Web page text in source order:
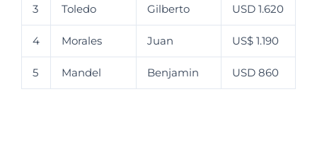
3 Toledo Gilberto USD 1.620
4 Morales Juan US$ 1.190
5 Mandel Benjamin USD 860